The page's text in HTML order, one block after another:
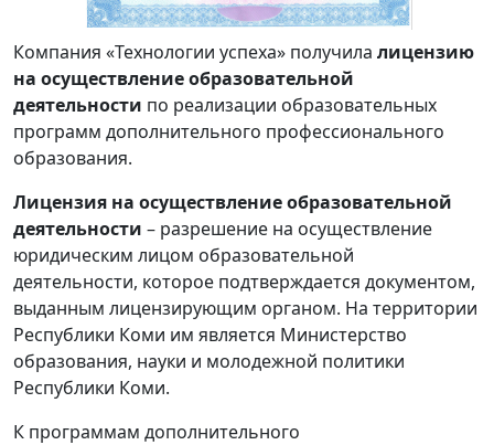
Компания «Технологии успеха» получила лицензию
на осуществление образовательной
деятельности по реализации образовательных
программ дополнительного профессионального
образования.
Лицензия на осуществление образовательной
деятельности – разрешение на осуществление
юридическим лицом образовательной
деятельности, которое подтверждается документом,
выданным лицензирующим органом. На территории
Республики Коми им является Министерство
образования, науки и молодежной политики
Республики Коми.
К программам дополнительного